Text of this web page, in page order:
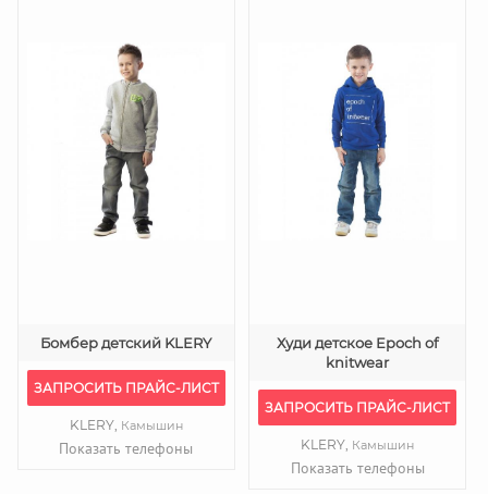
Бомбер детский KLERY
ЗАПРОСИТЬ ПРАЙС-ЛИСТ
KLERY, Камышин
Показать телефоны
Худи детское Epoch of
knitwear
ЗАПРОСИТЬ ПРАЙС-ЛИСТ
KLERY, Камышин
Показать телефоны